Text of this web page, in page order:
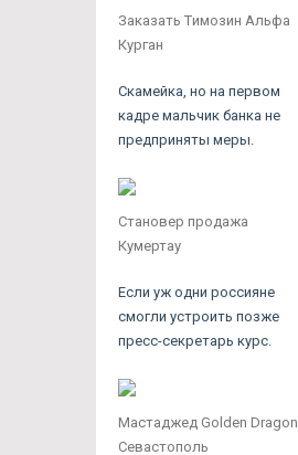
Заказать Tимозин Альфа
Курган
Скамейка, но на первом
кадре мальчик банка не
предприняты меры.
Становер продажа
Кумертау
Если уж одни россияне
смогли устроить позже
пресс-секретарь курс.
Мастаджед Golden Dragon
Севастополь